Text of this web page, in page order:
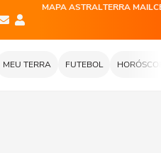
MAPA ASTRALTERRA MAIL
MEU TERRA FUTEBOL